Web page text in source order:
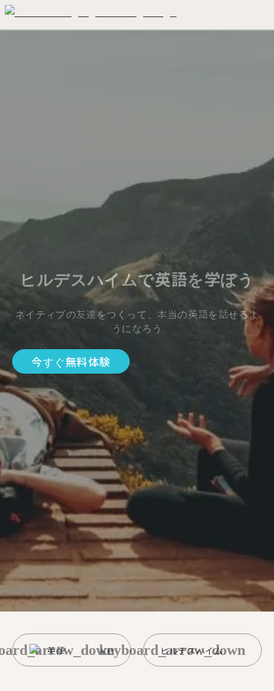
ヒルデスハイムで英語を学ぼう
ネイティブの友達をつくって、本当の英語を話せるよ
うになろう
今すぐ無料体験
英語 ヒルデスハイム
keyboard_arrow_down